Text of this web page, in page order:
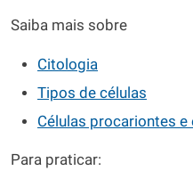
Saiba mais sobre
Citologia
Tipos de células
Células procariontes e
Para praticar: